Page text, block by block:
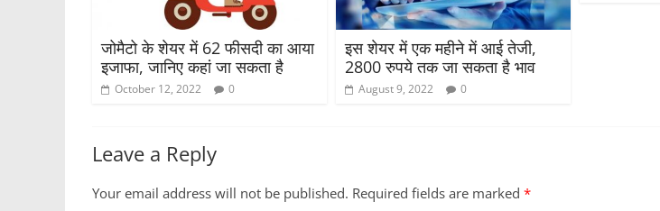
जोमैटो के शेयर में 62 फीसदी का आया
इजाफा, जानिए कहां जा सकता है
October 12, 2022 0
इस शेयर में एक महीने में आई तेजी,
2800 रुपये तक जा सकता है भाव
August 9, 2022 0
Leave a Reply
Your email address will not be published. Required fields are marked *